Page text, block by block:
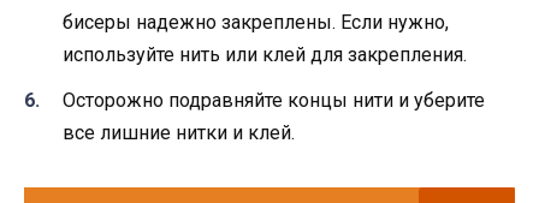
бисеры надежно закреплены. Если нужно,
используйте нить или клей для закрепления.
Осторожно подравняйте концы нити и уберите
все лишние нитки и клей.